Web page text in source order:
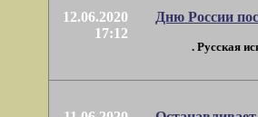
12.06.2020
17:12
Дню России
. Русская